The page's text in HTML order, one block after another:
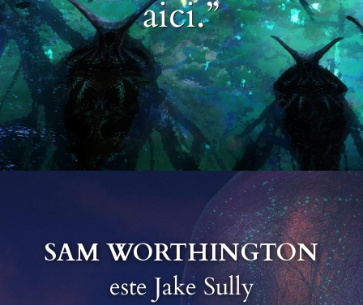
aici.”
SAM WORTHINGTON
este Jake Sully